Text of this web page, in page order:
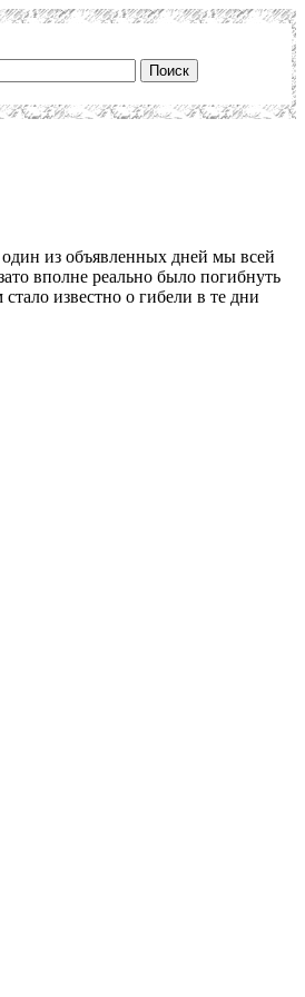
из объявленных дней мы всей
вполне реально было погибнуть
известно о гибели в те дни